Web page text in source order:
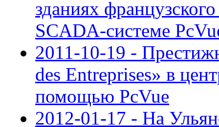
зданиях
SCADA-системе
2011-10-19 -
des Entreprises» в
помощью PcVue
2012-01-17 - На